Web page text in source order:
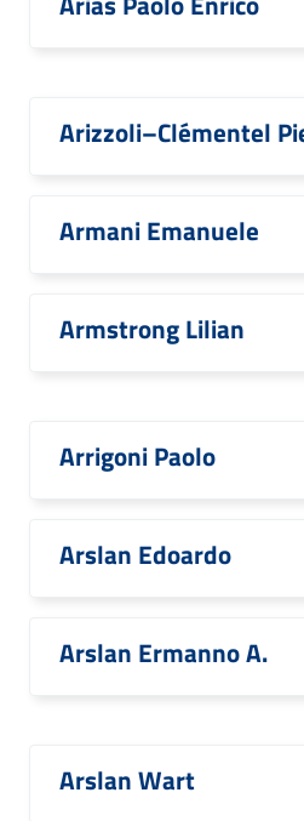
Arizzoli–Clémentel
Armani Emanuele
Armstrong Lilian
Arrigoni Paolo
Arslan Edoardo
Arslan Ermanno A.
Arslan Wart